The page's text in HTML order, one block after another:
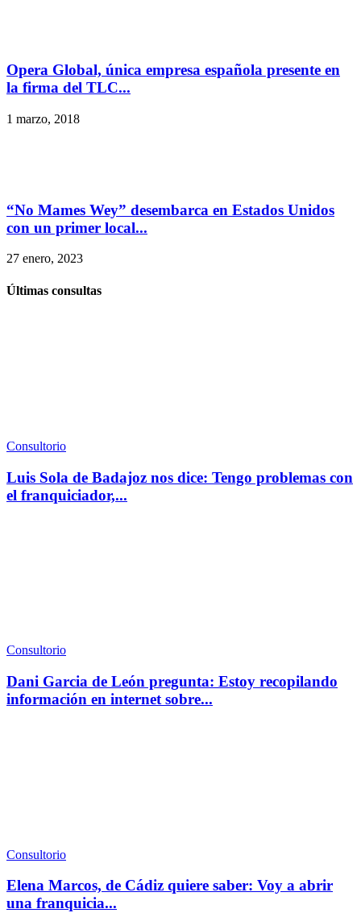
Opera Global, única empresa española presente en
la firma del TLC...
1 marzo, 2018
“No Mames Wey” desembarca en Estados Unidos
con un primer local...
27 enero, 2023
Últimas consultas
Consultorio
Luis Sola de Badajoz nos dice: Tengo problemas con
el franquiciador,...
Consultorio
Dani Garcia de León pregunta: Estoy recopilando
información en internet sobre...
Consultorio
Elena Marcos, de Cádiz quiere saber: Voy a abrir
una franquicia...